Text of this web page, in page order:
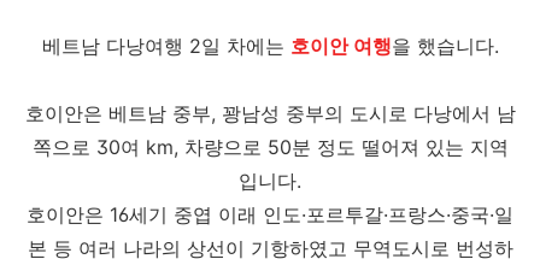
베트남 다낭여행 2일 차에는 호이안 여행을 했습니다.
호이안은 베트남 중부, 꽝남성 중부의 도시로 다낭에서 남
쪽으로 30여 km, 차량으로 50분 정도 떨어져 있는 지역
입니다.
호이안은 16세기 중엽 이래 인도·포르투갈·프랑스·중국·일
본 등 여러 나라의 상선이 기항하였고 무역도시로 번성하